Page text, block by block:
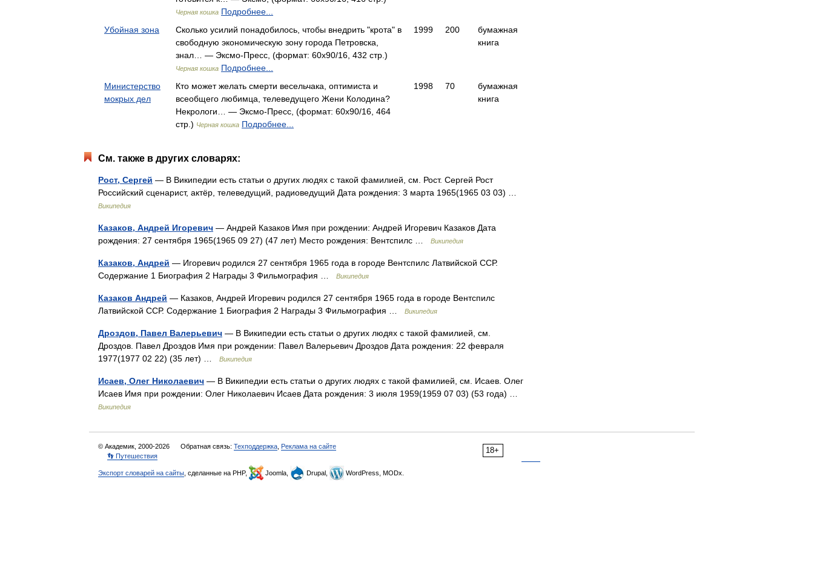
Черная кошка Подробнее...
Убойная зона
Сколько усилий понадобилось, чтобы внедрить "крота" в
свободную экономическую зону города Петровска,
знал… — Эксмо-Пресс, (формат: 60x90/16, 432 стр.)
Черная кошка Подробнее...
1999 200
бумажная
книга
Министерство
мокрых дел
Кто может желать смерти весельчака, оптимиста и
всеобщего любимца, телеведущего Жени Колодина?
Некрологи… — Эксмо-Пресс, (формат: 60x90/16, 464
стр.) Черная кошка Подробнее...
1998 70
бумажная
книга
См. также в других словарях:
Рост, Сергей — В Википедии есть статьи о других людях с такой фамилией, см. Рост. Сергей Рост
Российский сценарист, актёр, телеведущий, радиоведущий Дата рождения: 3 марта 1965(1965 03 03) …
Википедия
Казаков, Андрей Игоревич — Андрей Казаков Имя при рождении: Андрей Игоревич Казаков Дата
рождения: 27 сентября 1965(1965 09 27) (47 лет) Место рождения: Вентспилс …
Википедия
Казаков, Андрей — Игоревич родился 27 сентября 1965 года в городе Вентспилс Латвийской ССР.
Содержание 1 Биография 2 Награды 3 Фильмография …
Википедия
Казаков Андрей — Казаков, Андрей Игоревич родился 27 сентября 1965 года в городе Вентспилс
Латвийской ССР. Содержание 1 Биография 2 Награды 3 Фильмография …
Википедия
Дроздов, Павел Валерьевич — В Википедии есть статьи о других людях с такой фамилией, см.
Дроздов. Павел Дроздов Имя при рождении: Павел Валерьевич Дроздов Дата рождения: 22 февраля
1977(1977 02 22) (35 лет) …
Википедия
Исаев, Олег Николаевич — В Википедии есть статьи о других людях с такой фамилией, см. Исаев. Олег
Исаев Имя при рождении: Олег Николаевич Исаев Дата рождения: 3 июля 1959(1959 07 03) (53 года) …
Википедия
18+
© Академик, 2000-2026 Обратная связь: Техподдержка Реклама на сайте
👣 Путешествия
Экспорт словарей на сайты , сделанные на PHP, Joomla, Drupal, WordPress, MODx.